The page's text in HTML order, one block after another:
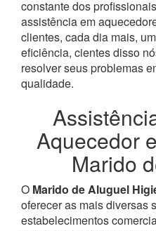
constante dos
assistência em
clientes, cada dia mais,
eficiência, cientes disso
resolver seus problemas
qualidade.
Aquecedor
Marido
O Marido de Aluguel
oferecer as mais diversas
estabelecimentos